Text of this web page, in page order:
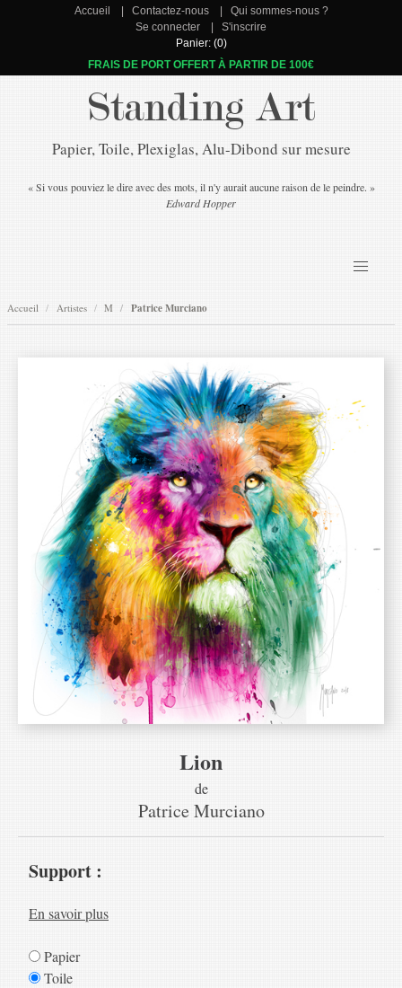
Accueil Contactez-nous
Qui sommes-nous ?
Se connecter
S'inscrire
Panier: (0)
FRAIS DE PORT OFFERT À PARTIR DE 100€
Standing Art
Papier, Toile, Plexiglas, Alu-Dibond sur mesure
« Si vous pouviez le dire avec des mots, il n'y aurait aucune raison de le peindre. »
Edward Hopper
Accueil Artistes M Patrice Murciano
Lion
de
Patrice Murciano
Support :
En savoir plus
Papier
Toile